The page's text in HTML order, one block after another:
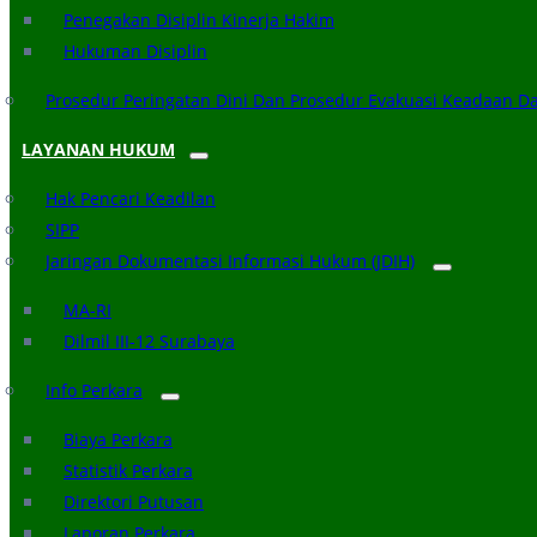
Penegakan Disiplin Kinerja Hakim
Hukuman Disiplin
Prosedur Peringatan Dini Dan Prosedur Evakuasi Keadaan
LAYANAN HUKUM
Hak Pencari Keadilan
SIPP
Jaringan Dokumentasi Informasi Hukum (JDIH)
MA-RI
Dilmil III-12 Surabaya
Info Perkara
Biaya Perkara
Statistik Perkara
Direktori Putusan